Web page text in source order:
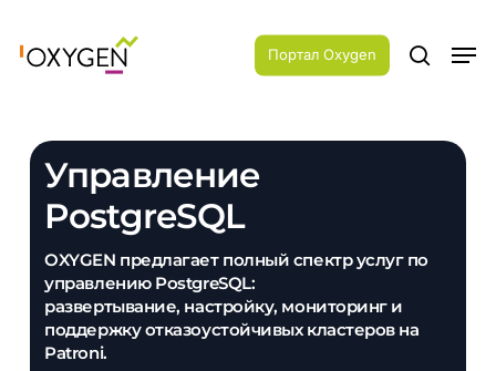
main
Портал Oxygen search
Управление
PostgreSQL
OXYGEN предлагает полный спектр услуг по
управлению PostgreSQL:
развертывание, настройку, мониторинг и
поддержку отказоустойчивых кластеров на
Patroni.